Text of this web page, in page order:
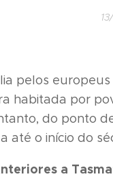
pelos
habitada por
do ponto
até o início do
a